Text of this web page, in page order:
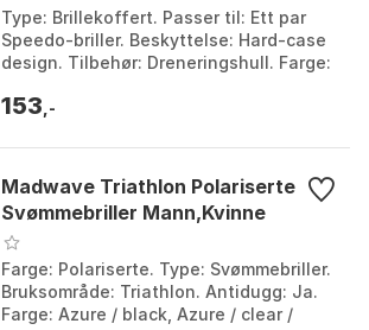
Type: Brillekoffert. Passer til: Ett par
Speedo-briller. Beskyttelse: Hard-case
design. Tilbehør: Dreneringshull. Farge:
153 ,-
Madwave Triathlon Polariserte
Svømmebriller Mann,Kvinne
Farge: Polariserte. Type: Svømmebriller.
Bruksområde: Triathlon. Antidugg: Ja.
Farge: Azure / black, Azure / clear /